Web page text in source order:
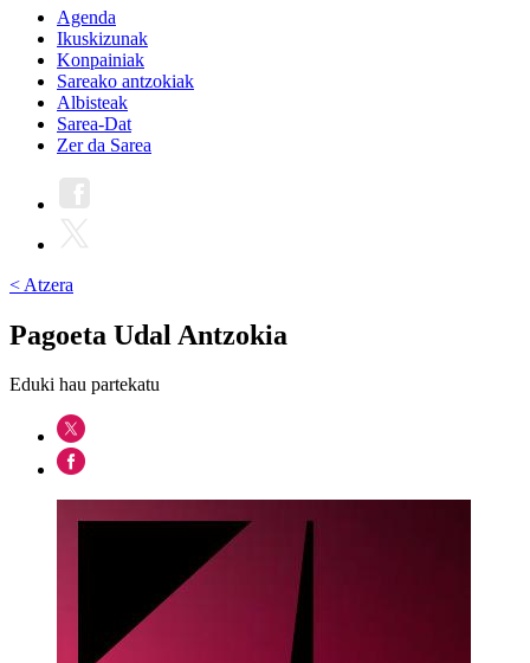
Agenda
Ikuskizunak
Konpainiak
Sareako antzokiak
Albisteak
Sarea-Dat
Zer da Sarea
< Atzera
Pagoeta Udal Antzokia
Eduki hau partekatu